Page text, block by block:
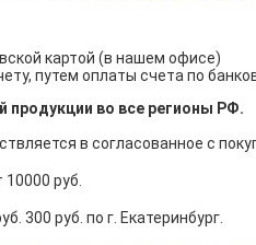
картой (в нашем офисе)
путем оплаты счета по
продукции во все регионы РФ.
в согласованное с
руб.
300 руб. по г. Екатеринбург.